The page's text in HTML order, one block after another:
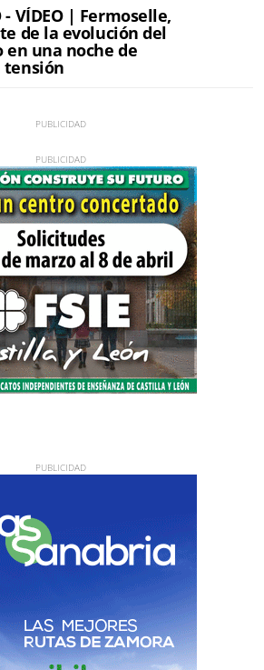
- VÍDEO | Fermoselle,
de la evolución del
en una noche de
tensión